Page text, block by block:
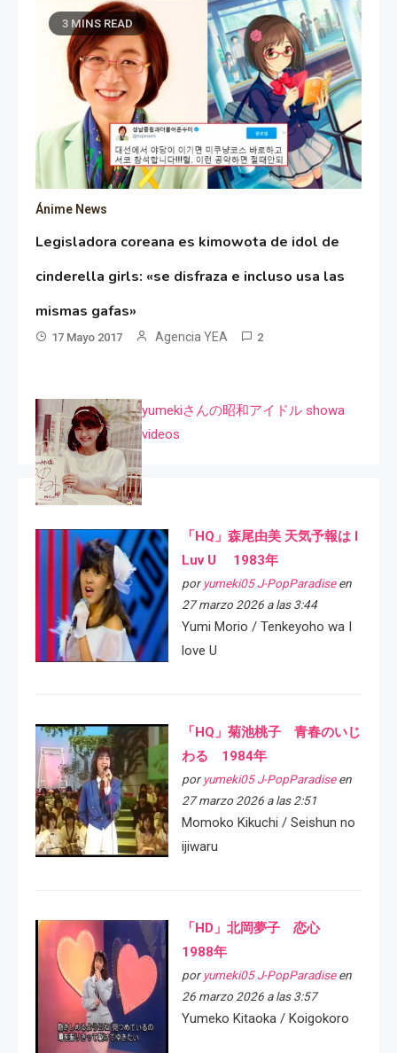
3 MINS READ
Ánime News
Legisladora coreana es kimowota de idol de
cinderella girls: «se disfraza e incluso usa las
mismas gafas»
17 Mayo 2017 Agencia YEA 2
yumekiさんの昭和アイドル showa
videos
「HQ」森尾由美 天気予報は I
Luv U 1983年
por yumeki05 J-PopParadiseen
27 marzo 2026 a las 3:44
Yumi Morio / Tenkeyoho wa I
love U
「HQ」菊池桃子 青春のいじ
わる 1984年
por yumeki05 J-PopParadiseen
27 marzo 2026 a las 2:51
Momoko Kikuchi / Seishun no
ijiwaru
「HD」北岡夢子 恋心
1988年
por yumeki05 J-PopParadiseen
26 marzo 2026 a las 3:57
Yumeko Kitaoka / Koigokoro